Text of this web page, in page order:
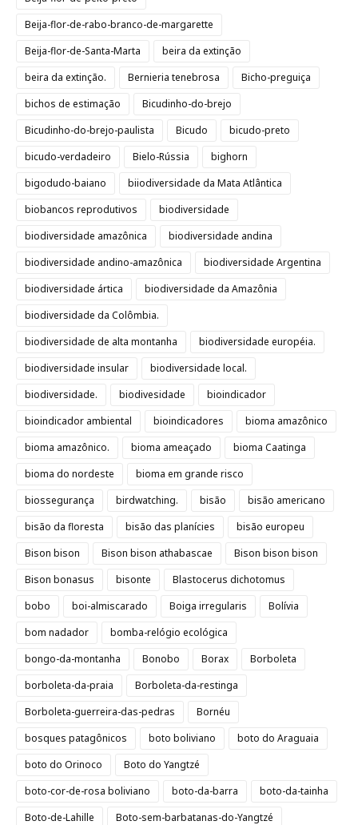
Beija-flor-de-rabo-branco-de-margarette
Beija-flor-de-Santa-Marta
beira da extinção
beira da extinção.
Bernieria tenebrosa
Bicho-preguiça
bichos de estimação
Bicudinho-do-brejo
Bicudinho-do-brejo-paulista
Bicudo
bicudo-preto
bicudo-verdadeiro
Bielo-Rússia
bighorn
bigodudo-baiano
biiodiversidade da Mata Atlântica
biobancos reprodutivos
biodiversidade
biodiversidade amazônica
biodiversidade andina
biodiversidade andino-amazônica
biodiversidade Argentina
biodiversidade ártica
biodiversidade da Amazônia
biodiversidade da Colômbia.
biodiversidade de alta montanha
biodiversidade européia.
biodiversidade insular
biodiversidade local.
biodiversidade.
biodivesidade
bioindicador
bioindicador ambiental
bioindicadores
bioma amazônico
bioma amazônico.
bioma ameaçado
bioma Caatinga
bioma do nordeste
bioma em grande risco
biossegurança
birdwatching. bisão
bisão americano
bisão da floresta
bisão das planícies
bisão europeu
Bison bison
Bison bison athabascae
Bison bison bison
Bison bonasus
bisonte
Blastocerus dichotomus
bobo
boi-almiscarado Boiga irregularis
Bolívia
bom nadador
bomba-relógio ecológica
bongo-da-montanha
Bonobo Borax
Borboleta
borboleta-da-praia
Borboleta-da-restinga
Borboleta-guerreira-das-pedras
Bornéu
bosques patagônicos
boto boliviano
boto do Araguaia
boto do Orinoco
Boto do Yangtzé
boto-cor-de-rosa boliviano
boto-da-barra
boto-da-tainha
Boto-de-Lahille
Boto-sem-barbatanas-do-Yangtzé